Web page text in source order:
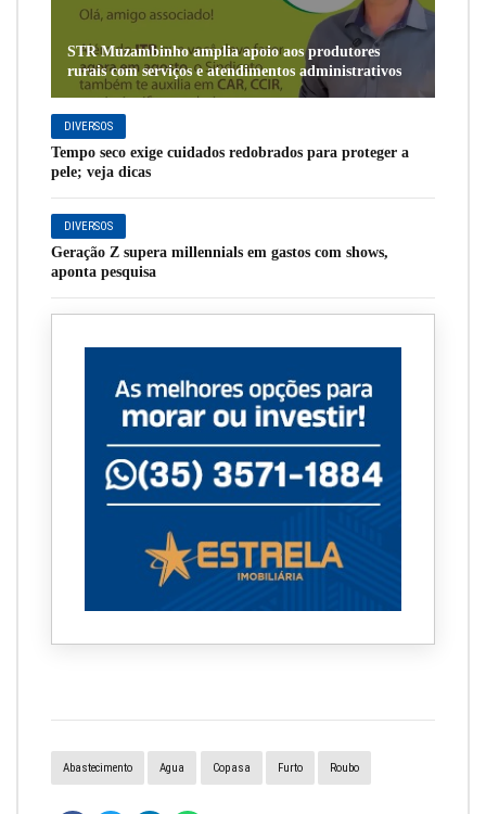
STR Muzambinho amplia apoio aos produtores
rurais com serviços e atendimentos administrativos
DIVERSOS
Tempo seco exige cuidados redobrados para proteger a
pele; veja dicas
DIVERSOS
Geração Z supera millennials em gastos com shows,
aponta pesquisa
Abastecimento Agua Copasa Furto Roubo